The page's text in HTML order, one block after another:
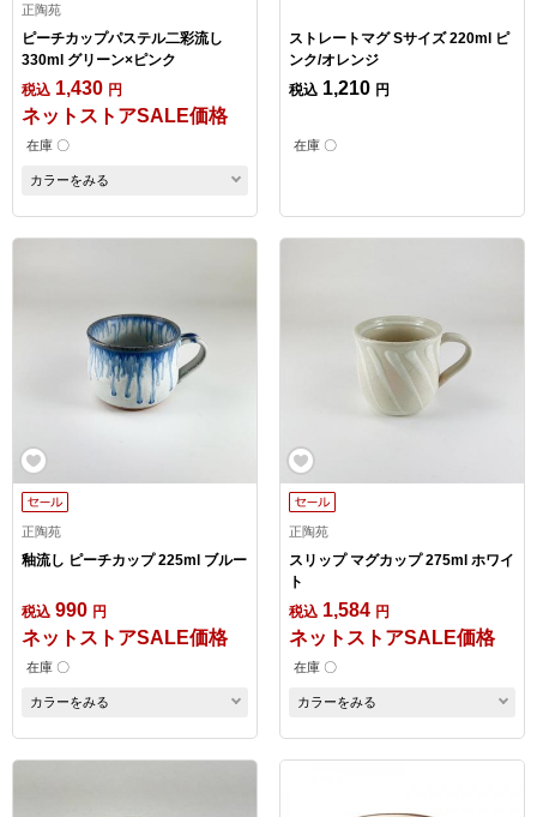
正陶苑
ピーチカップパステル二彩流し
330ml グリーン×ピンク
税込 1,430 円
ネットストアSALE価格
在庫 〇
カラーをみる
ストレートマグ Sサイズ 220ml ピ
ンク/オレンジ
税込 1,210 円
在庫 〇
正陶苑
釉流し ピーチカップ 225ml ブルー
税込 990 円
ネットストアSALE価格
在庫 〇
カラーをみる
正陶苑
スリップ マグカップ 275ml ホワイ
ト
税込 1,584 円
ネットストアSALE価格
在庫 〇
カラーをみる